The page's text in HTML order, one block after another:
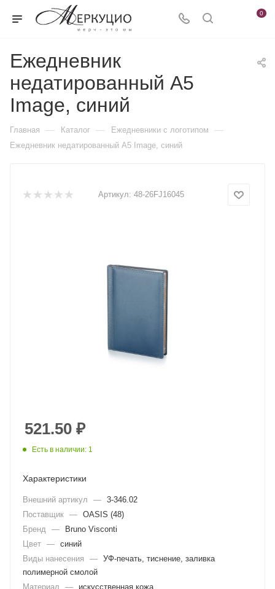
0
Ежедневник
недатированный А5
Image, синий
Главная — Каталог — Ежедневники c логотипом —
Ежедневник недатированный А5 Image, синий
Артикул: 48-26FJ16045
521.50 ₽
Есть в наличии: 1
Характеристики
Внешний артикул — 3-346.02
Поставщик — OASIS (48)
Бренд
—
Bruno Visconti
Цвет — синий
Виды нанесения
— УФ-печать, тиснение, заливка
полимерной смолой
Материал
— искусственная кожа